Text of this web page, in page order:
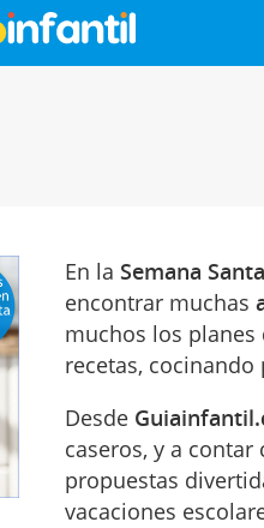
En la Semana Santa
encontrar muchas
muchos los planes
recetas,
Desde
caseros, y a
propuestas
vacaciones